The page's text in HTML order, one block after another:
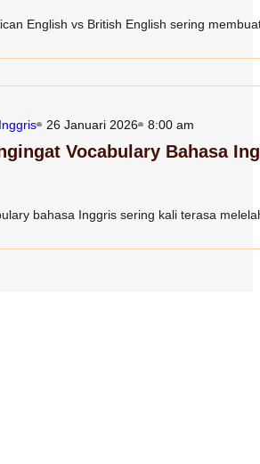
English vs British English sering
26 Januari 2026 8:00 am
Vocabulary Bahasa
bahasa Inggris sering kali terasa